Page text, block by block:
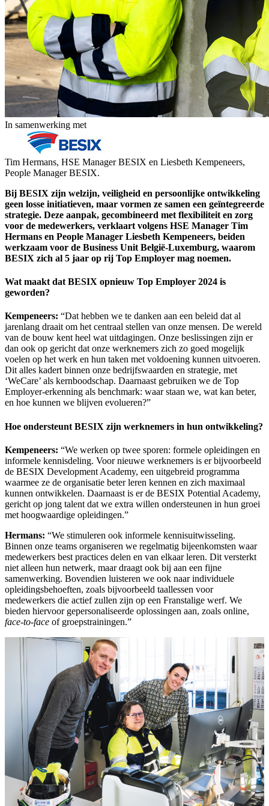
In samenwerking met
Tim Hermans, HSE Manager BESIX en Liesbeth Kempeneers,
People Manager BESIX.
Bij BESIX zijn welzijn, veiligheid en persoonlijke ontwikkeling
geen losse initiatieven, maar vormen ze samen een geïntegreerde
strategie. Deze aanpak, gecombineerd met flexibiliteit en zorg
voor de medewerkers, verklaart volgens HSE Manager Tim
Hermans en People Manager Liesbeth Kempeneers, beiden
werkzaam voor de Business Unit België-Luxemburg, waarom
BESIX zich al 5 jaar op rij Top Employer mag noemen.
Wat maakt dat BESIX opnieuw Top Employer 2024 is
geworden?
Kempeneers: “Dat hebben we te danken aan een beleid dat al
jarenlang draait om het centraal stellen van onze mensen. De wereld
van de bouw kent heel wat uitdagingen. Onze beslissingen zijn er
dan ook op gericht dat onze werknemers zich zo goed mogelijk
voelen op het werk en hun taken met voldoening kunnen uitvoeren.
Dit alles kadert binnen onze bedrijfswaarden en strategie, met
‘WeCare’ als kernboodschap. Daarnaast gebruiken we de Top
Employer-erkenning als benchmark: waar staan we, wat kan beter,
en hoe kunnen we blijven evolueren?”
Hoe ondersteunt BESIX zijn werknemers in hun ontwikkeling?
Kempeneers: “We werken op twee sporen: formele opleidingen en
informele kennisdeling. Voor nieuwe werknemers is er bijvoorbeeld
de BESIX Development Academy, een uitgebreid programma
waarmee ze de organisatie beter leren kennen en zich maximaal
kunnen ontwikkelen. Daarnaast is er de BESIX Potential Academy,
gericht op jong talent dat we extra willen ondersteunen in hun groei
met hoogwaardige opleidingen.”
Hermans: “We stimuleren ook informele kennisuitwisseling.
Binnen onze teams organiseren we regelmatig bijeenkomsten waar
medewerkers best practices delen en van elkaar leren. Dit versterkt
niet alleen hun netwerk, maar draagt ook bij aan een fijne
samenwerking. Bovendien luisteren we ook naar individuele
opleidingsbehoeften, zoals bijvoorbeeld taallessen voor
medewerkers die actief zullen zijn op een Franstalige werf. We
bieden hiervoor gepersonaliseerde oplossingen aan, zoals online,
face-to-face of groepstrainingen.”